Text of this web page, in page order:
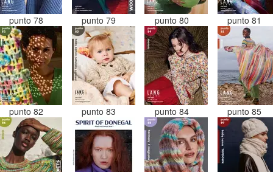
punto 78 punto 79 punto 80 punto 81
punto 82 punto 83 punto 84 punto 85